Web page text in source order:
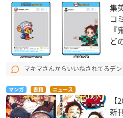
集
コ
ど
マキマさんからいいねされてるデ
マンガ 書籍 ニュース
新